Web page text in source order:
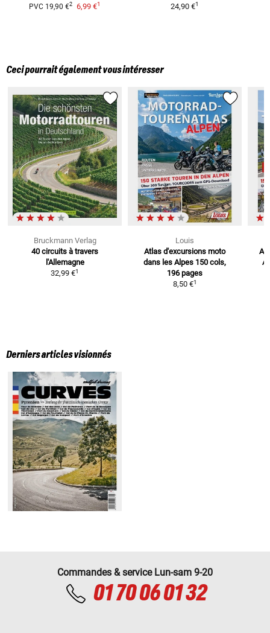
PVC 19,90 €2 6,99 €1 24,90 €1
Ceci pourrait également vous intéresser
Bruckmann Verlag
40 circuits à travers
l'Allemagne
32,99 €1
Louis
Atlas d'excursions moto
dans les Alpes 150 cols,
196 pages
8,50 €1
Derniers articles visionnés
Commandes & service Lun-sam 9-20
01 70 06 01 32